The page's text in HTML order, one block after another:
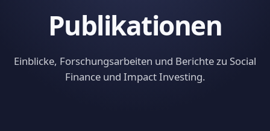
Publikationen
Einblicke, Forschungsarbeiten und Berichte zu Social
Finance und Impact Investing.